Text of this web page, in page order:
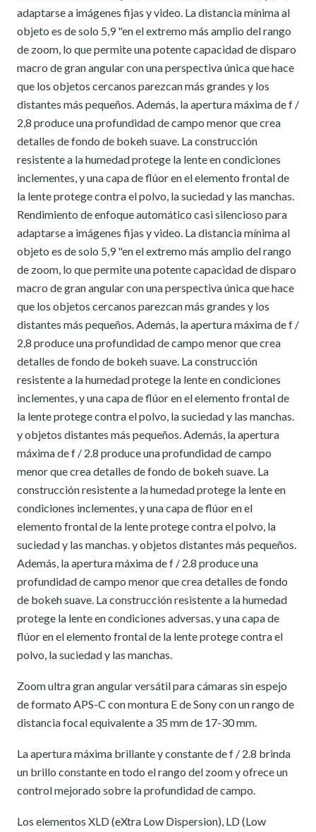
adaptarse a imágenes fijas y video. La distancia mínima al
objeto es de solo 5,9 "en el extremo más amplio del rango
de zoom, lo que permite una potente capacidad de disparo
macro de gran angular con una perspectiva única que hace
que los objetos cercanos parezcan más grandes y los
distantes más pequeños. Además, la apertura máxima de f /
2,8 produce una profundidad de campo menor que crea
detalles de fondo de bokeh suave. La construcción
resistente a la humedad protege la lente en condiciones
inclementes, y una capa de flúor en el elemento frontal de
la lente protege contra el polvo, la suciedad y las manchas.
Rendimiento de enfoque automático casi silencioso para
adaptarse a imágenes fijas y video. La distancia mínima al
objeto es de solo 5,9 "en el extremo más amplio del rango
de zoom, lo que permite una potente capacidad de disparo
macro de gran angular con una perspectiva única que hace
que los objetos cercanos parezcan más grandes y los
distantes más pequeños. Además, la apertura máxima de f /
2,8 produce una profundidad de campo menor que crea
detalles de fondo de bokeh suave. La construcción
resistente a la humedad protege la lente en condiciones
inclementes, y una capa de flúor en el elemento frontal de
la lente protege contra el polvo, la suciedad y las manchas.
y objetos distantes más pequeños. Además, la apertura
máxima de f / 2.8 produce una profundidad de campo
menor que crea detalles de fondo de bokeh suave. La
construcción resistente a la humedad protege la lente en
condiciones inclementes, y una capa de flúor en el
elemento frontal de la lente protege contra el polvo, la
suciedad y las manchas. y objetos distantes más pequeños.
Además, la apertura máxima de f / 2.8 produce una
profundidad de campo menor que crea detalles de fondo
de bokeh suave. La construcción resistente a la humedad
protege la lente en condiciones adversas, y una capa de
flúor en el elemento frontal de la lente protege contra el
polvo, la suciedad y las manchas.
Zoom ultra gran angular versátil para cámaras sin espejo
de formato APS-C con montura E de Sony con un rango de
distancia focal equivalente a 35 mm de 17-30 mm.
La apertura máxima brillante y constante de f / 2.8 brinda
un brillo constante en todo el rango del zoom y ofrece un
control mejorado sobre la profundidad de campo.
Los elementos XLD (eXtra Low Dispersion), LD (Low